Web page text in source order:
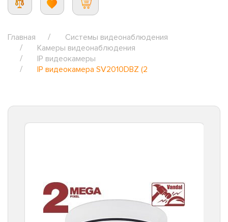
Главная
Системы видеонаблюдения
Камеры видеонаблюдения
IP видеокамеры
IP видеокамера SV2010DBZ (2